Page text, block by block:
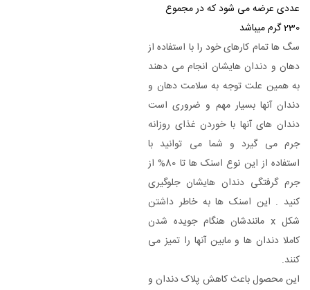
عددی عرضه می شود که در مجموع
230 گرم میباشد
سگ ها تمام کارهای خود را با استفاده از
دهان و دندان هایشان انجام می دهند
به همین علت توجه به سلامت دهان و
دندان آنها بسیار مهم و ضروری است
دندان های آنها با خوردن غذای روزانه
جرم می گیرد و شما می توانید با
استفاده از این نوع اسنک ها تا 80% از
جرم گرفتگی دندان هایشان جلوگیری
کنید . این اسنک ها به خاطر داشتن
شکل x مانندشان هنگام جویده شدن
کاملا دندان ها و مابین آنها را تمیز می
کنند.
این محصول باعث کاهش پلاک دندان و